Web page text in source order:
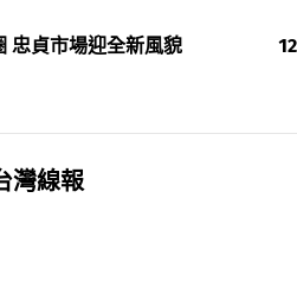
忠貞市場迎全新風貌
灣線報